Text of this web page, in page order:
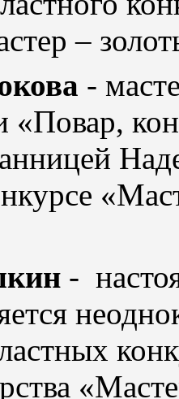
–
-
«Повар,
-